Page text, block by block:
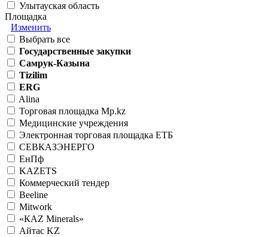
Улытауская область
Площадка
Изменить
Выбрать все
Государственные закупки
Самрук-Казына
Tizilim
ERG
Alina
Торговая площадка Mp.kz
Медицинские учреждения
Электронная торговая площадка ЕТБ
СЕВКАЗЭНЕРГО
ЕнПф
KAZETS
Коммерческий тендер
Beeline
Mitwork
«КАZ Minerals»
Айтас KZ